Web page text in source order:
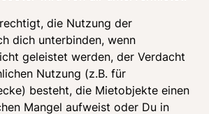
die Nutzung der
dich unterbinden, wenn
geleistet werden, der Verdacht
Nutzung (z.B. für
besteht, die Mietobjekte einen
Mangel aufweist oder Du in